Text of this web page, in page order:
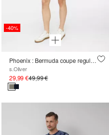
-40%
Phoenix : Bermuda coupe regular avec ceinture textile
s.Oliver
29,99 €49,99 €